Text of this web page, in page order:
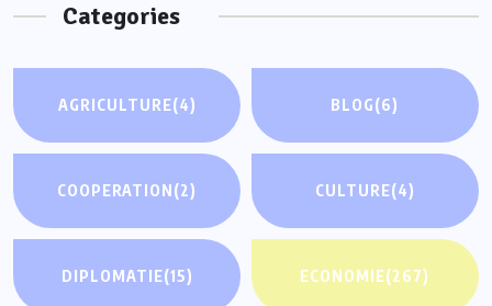
Categories
AGRICULTURE(4) BLOG(6)
COOPERATION(2) CULTURE(4)
DIPLOMATIE(15) ECONOMIE(267)